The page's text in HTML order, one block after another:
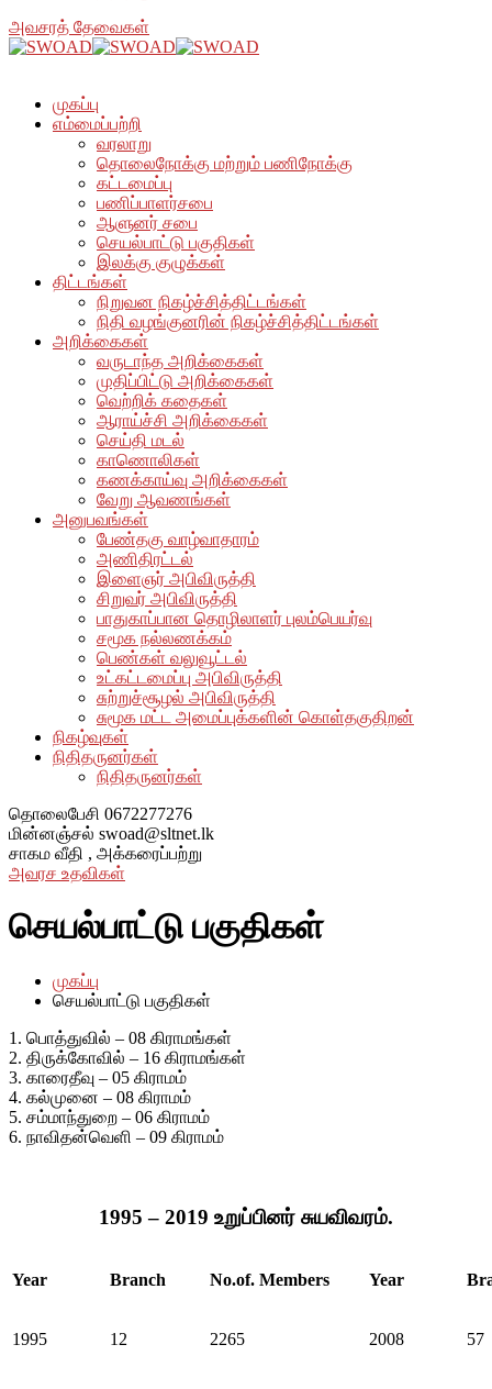
அவசரத் தேவைகள்
முகப்பு
எம்மைப்பற்றி
வரலாறு
தொலைநோக்கு மற்றும் பணிநோக்கு
கட்டமைப்பு
பணிப்பாளர்சபை
ஆளுனர் சபை
செயல்பாட்டு பகுதிகள்
இலக்கு குழுக்கள்
திட்டங்கள்
நிறுவன நிகழ்ச்சித்திட்டங்கள்
நிதி வழங்குனரின் நிகழ்ச்சித்திட்டங்கள்
அறிக்கைகள்
வருடாந்த அறிக்கைகள்
முதிப்பிட்டு அறிக்கைகள்
வெற்றிக் கதைகள்
ஆராய்ச்சி அறிக்கைகள்
செய்தி மடல்
காணொலிகள்
கணக்காய்வு அறிக்கைகள்
வேறு ஆவணங்கள்
அனுபவங்கள்
பேண்தகு வாழ்வாதாரம்
அணிதிரட்டல்
இளைஞர் அபிவிருத்தி
சிறுவர் அபிவிருத்தி
பாதுகாப்பான தொழிலாளர் புலம்பெயர்வு
சமூக நல்லணக்கம்
பெண்கள் வலுவூட்டல்
உட்கட்டமைப்பு அபிவிருத்தி
சுற்றுச்சூழல் அபிவிருத்தி
சுமூக மட்ட அமைப்புக்களின் கொள்தகுதிறன்
நிகழ்வுகள்
நிதிதருனர்கள்
நிதிதருனர்கள்
தொலைபேசி 0672277276
மின்னஞ்சல் swoad@sltnet.lk
சாகம வீதி , அக்கரைப்பற்று
அவரச உதவிகள்
செயல்பாட்டு பகுதிகள்
முகப்பு
செயல்பாட்டு பகுதிகள்
1. பொத்துவில் – 08 கிராமங்கள்
2. திருக்கோவில் – 16 கிராமங்கள்
3. காரைதீவு – 05 கிராமம்
4. கல்முனை – 08 கிராமம்
5. சம்மாந்துறை – 06 கிராமம்
6. நாவிதன்வெளி – 09 கிராமம்
1995 – 2019 உறுப்பினர் சுயவிவரம்.
Year Branch No.of. Members Year
1995 12 2265 2008 57